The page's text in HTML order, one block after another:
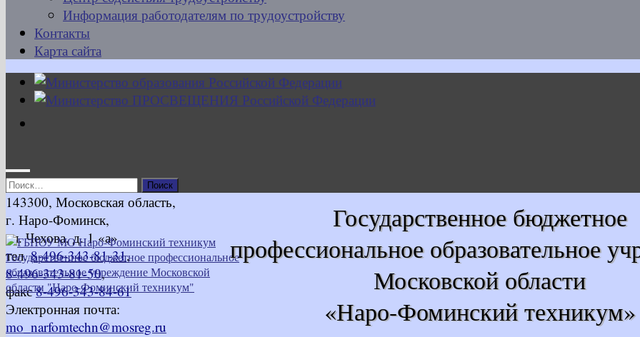
Информация работодателям по трудоустройству
Контакты
Карта сайта
Найти:
Государственное бюджетное
профессиональное образовательное
Московской области
«Наро-Фоминский техникум»
143300, Московская область,
г. Наро-Фоминск,
ул. Чехова, д. 1 «а»
тел.8-496-343-81-31,
8-496-343-81-50,
факс8-496-343-84-61
Электронная почта:
mo_narfomtechn@mosreg.ru